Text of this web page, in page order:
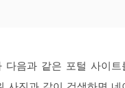
다음과 같은 포털 사이트